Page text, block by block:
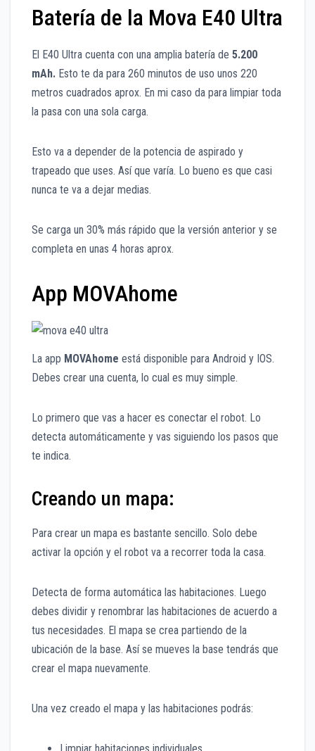
Batería de la Mova E40 Ultra
El E40 Ultra cuenta con una amplia batería de 5.200
mAh. Esto te da para 260 minutos de uso unos 220
metros cuadrados aprox. En mi caso da para limpiar toda
la pasa con una sola carga.
Esto va a depender de la potencia de aspirado y
trapeado que uses. Así que varía. Lo bueno es que casi
nunca te va a dejar medias.
Se carga un 30% más rápido que la versión anterior y se
completa en unas 4 horas aprox.
App MOVAhome
La app MOVAhome está disponible para Android y IOS.
Debes crear una cuenta, lo cual es muy simple.
Lo primero que vas a hacer es conectar el robot. Lo
detecta automáticamente y vas siguiendo los pasos que
te indica.
Creando un mapa:
Para crear un mapa es bastante sencillo. Solo debe
activar la opción y el robot va a recorrer toda la casa.
Detecta de forma automática las habitaciones. Luego
debes dividir y renombrar las habitaciones de acuerdo a
tus necesidades. El mapa se crea partiendo de la
ubicación de la base. Así se mueves la base tendrás que
crear el mapa nuevamente.
Una vez creado el mapa y las habitaciones podrás: